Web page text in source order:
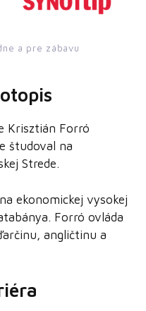
a pre zábavu
Krisztián Forró
študoval na
Strede.
ekonomickej vysokej
Forró ovláda
angličtinu a